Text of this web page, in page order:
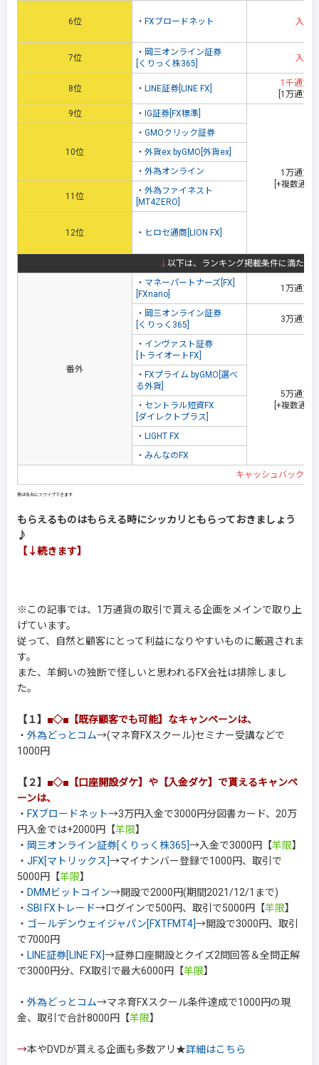
6位 ・ FXブロードネット 入金
7位
・ 岡三オンライン証券
[くりっく株365]
入金
8位 ・ LINE証券[LINE FX]
1千通貨
[1万通貨
9位
・ IG証券[FX標準]
1万通貨
[+複数通貨
10位
・ GMOクリック証券
・ 外貨ex byGMO[外貨ex]
・ 外為オンライン
11位
・ 外為ファイネスト
[MT4ZERO]
12位 ・ ヒロセ通商[LION FX]
↓ 以下は、ランキング掲載条件に満たな
番外
・ マネーパートナーズ[FX]
[FXnano]
1万通貨
・ 岡三オンライン証券
[くりっく365]
3万通貨
・ インヴァスト証券
[トライオートFX]
5万通貨
[+複数通貨
・ FXプライム byGMO[選べ
る外貨]
・ セントラル短資FX
[ダイレクトプラス]
・ LIGHT FX
・ みんなのFX
キャッシュバック企
もらえるものはもらえる時にシッカリともらっておきましょう
♪
【↓続きます】
※この記事では、1万通貨の取引で貰える企画をメインで取り上
げています。
従って、自然と顧客にとって利益になりやすいものに厳選されま
す。
また、羊飼いの独断で怪しいと思われるFX会社は排除しまし
た。
【１】 ■◇■【既存顧客でも可能】なキャンペーンは、
・ 外為どっとコム→(マネ育FXスクール)セミナー受講などで
1000円
【２】 ■◇■【口座開設ダケ】や【入金ダケ】で貰えるキャンペ
ーンは、
・ FXブロードネット→3万円入金で3000円分図書カード、20万
円入金では+2000円【羊限】
・ 岡三オンライン証券[くりっく株365]→入金で3000円【羊限】
・ JFX[マトリックス]→マイナンバー登録で1000円、取引で
5000円【羊限】
・ DMMビットコイン→開設で2000円(期間2021/12/1まで)
・ SBI FXトレード→ログインで500円、取引で5000円【羊限】
・ ゴールデンウェイジャパン[FXTFMT4]→開設で3000円、取引
で7000円
・ LINE証券[LINE FX]→証券口座開設とクイズ2問回答＆全問正解
で3000円分、FX取引で最大6000円【羊限】
・ 外為どっとコム→マネ育FXスクール条件達成で1000円の現
金、取引で合計8000円【羊限】
→本やDVDが貰える企画も多数アリ★詳細はこちら